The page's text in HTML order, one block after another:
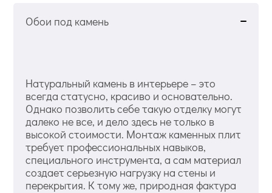
Обои под камень
Натуральный камень в интерьере – это
всегда статусно, красиво и основательно.
Однако позволить себе такую отделку могут
далеко не все, и дело здесь не только в
высокой стоимости. Монтаж каменных плит
требует профессиональных навыков,
специального инструмента, а сам материал
создает серьезную нагрузку на стены и
перекрытия. К тому же, природная фактура